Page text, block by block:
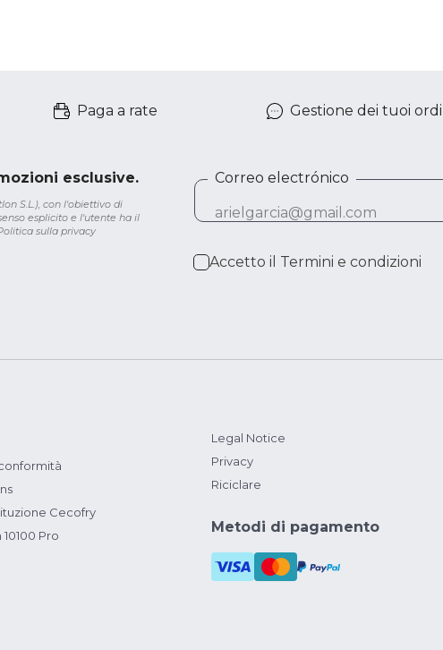
Paga a rate Gestione dei tuoi
esclusive.
S.L.), con l'obiettivo di
esplicito e l'utente ha il
sulla privacy
Correo electrónico
Accetto il Termini e condizioni
Cecofry
Pro
Legal Notice
Privacy
Riciclare
Metodi di pagamento